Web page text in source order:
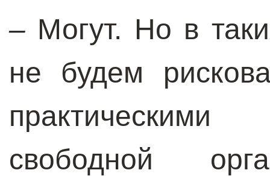
– Могут. Но в
не будем
свободной